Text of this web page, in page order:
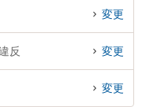
水戸オフィスの出縄 絢弁護士
義務違反のトラブルを今す
トラブル解決の実績豊富な近
慮義務違反を法律相談でき
変更
反 変更
変更